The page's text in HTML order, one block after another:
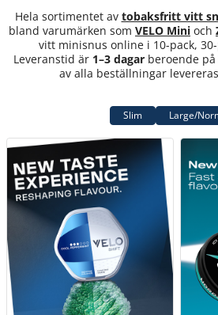
Hela sortimentet av tobaksfritt vitt
bland varumärken som VELO Mini och
vitt minisnus online i 10-pack,
Leveranstid är 1–3 dagar beroende
av alla beställningar
Slim Large/